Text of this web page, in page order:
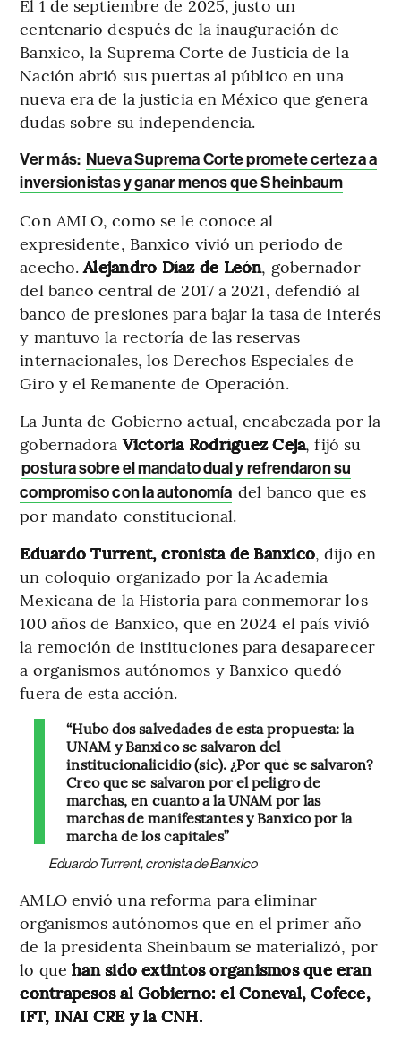
El 1 de septiembre de 2025, justo un
centenario después de la inauguración de
Banxico, la Suprema Corte de Justicia de la
Nación abrió sus puertas al público en una
nueva era de la justicia en México que genera
dudas sobre su independencia.
Ver más: Nueva Suprema Corte promete certeza a
inversionistas y ganar menos que Sheinbaum
Con AMLO, como se le conoce al
expresidente, Banxico vivió un periodo de
acecho.Alejandro Díaz de León, gobernador
del banco central de 2017 a 2021, defendió al
banco de presiones para bajar la tasa de interés
y mantuvo la rectoría de las reservas
internacionales, los Derechos Especiales de
Giro y el Remanente de Operación.
La Junta de Gobierno actual, encabezada por la
gobernadora Victoria Rodríguez Ceja, fijó su
postura sobre el mandato dual y refrendaron su
compromiso con la autonomía del banco que es
por mandato constitucional.
Eduardo Turrent, cronista de Banxico, dijo en
un coloquio organizado por la Academia
Mexicana de la Historia para conmemorar los
100 años de Banxico, que en 2024 el país vivió
la remoción de instituciones para desaparecer
a organismos autónomos y Banxico quedó
fuera de esta acción.
“Hubo dos salvedades de esta propuesta: la
UNAM y Banxico se salvaron del
institucionalicidio (sic). ¿Por qué se salvaron?
Creo que se salvaron por el peligro de
marchas, en cuanto a la UNAM por las
marchas de manifestantes y Banxico por la
marcha de los capitales”
Eduardo Turrent, cronista de Banxico
AMLO envió una reforma para eliminar
organismos autónomos que en el primer año
de la presidenta Sheinbaum se materializó, por
lo quehan sido extintos organismos que eran
contrapesos al Gobierno: el Coneval, Cofece,
IFT, INAI CRE y la CNH.